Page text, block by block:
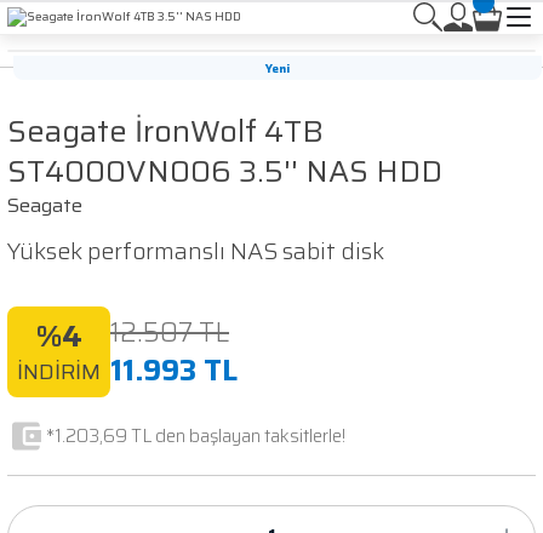
Yeni
Seagate İronWolf 4TB
ST4000VN006 3.5'' NAS HDD
Seagate
Yüksek performanslı NAS sabit disk
%4
İNDİRİM
12.507 TL
11.993 TL
*1.203,69 TL den başlayan taksitlerle!